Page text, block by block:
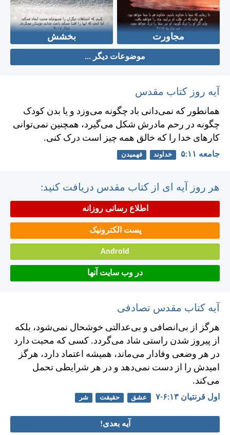
مجاورت بخشش
موضوعات دیگر ...
آیه روز کتاب مقدس
همانطور كه نمی‌دانی باد چگونه می‌وزد و يا بدن كودک
چگونه در رحم مادرش شكل می‌گيرد، همچنين نمی‌توانی
كارهای خدا را كه خالق همه چيز است درک كنی.
جامعه ۱۱:‏۵ خداوند فهمیدن
هر روز آیه ای از کتاب مقدس دریافت کنید:
اطلاع رسانی روزانه
پست الکترونیک
Android
در وب سایت آنها
آیه کتاب مقدس تصادفی
هرگز از بی‌انصافی و بی‌عدالتی خوشحال نمی‌شود، بلكه
از پيروز شدن راستی شاد می‌گردد. كسی كه محبت دارد
در هر وضعی وفادار می‌ماند، هميشه اعتماد دارد، هرگز
اميدش را از دست نمی‌دهد و در هر شرايطی تحمل
می‌کند.
اول قرنتیان ۱۳:‏۶-‏۷ عشق حقیقت شر
آیه بعدی!